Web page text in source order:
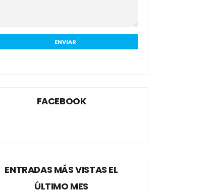
FACEBOOK
ENTRADAS MÁS VISTAS EL
ÚLTIMO MES